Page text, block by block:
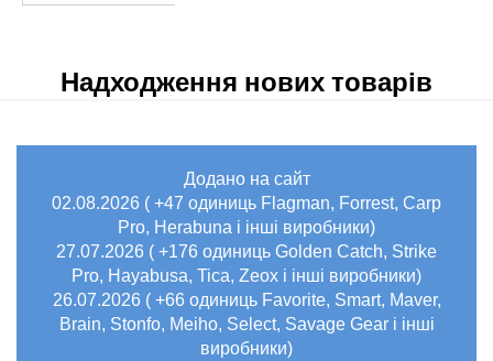
Надходження нових товарів
Додано на сайт
02.08.2026 ( +47 одиниць Flagman, Forrest, Carp
Pro, Herabuna і інші виробники)
27.07.2026 ( +176 одиниць Golden Catch, Strike
Pro, Hayabusa, Tica, Zeox і інші виробники)
26.07.2026 ( +66 одиниць Favorite, Smart, Maver,
Brain, Stonfo, Meiho, Select, Savage Gear і інші
виробники)